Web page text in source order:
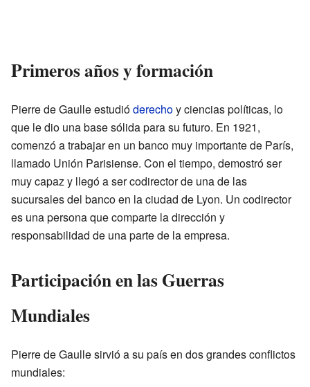
Primeros años y formación
Pierre de Gaulle estudióderechoy ciencias políticas, lo
que le dio una base sólida para su futuro. En 1921,
comenzó a trabajar en un banco muy importante de París,
llamado Unión Parisiense. Con el tiempo, demostró ser
muy capaz y llegó a ser codirector de una de las
sucursales del banco en la ciudad de Lyon. Un codirector
es una persona que comparte la dirección y
responsabilidad de una parte de la empresa.
Participación en las Guerras
Mundiales
Pierre de Gaulle sirvió a su país en dos grandes conflictos
mundiales: